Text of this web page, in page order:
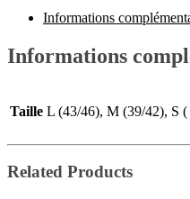
Informations
Informations
Taille L (43/46), M (39/42), S (
Related Products